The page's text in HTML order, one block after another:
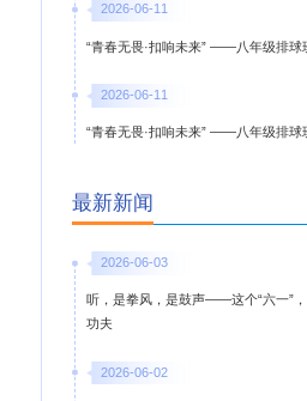
2026-06-11
“青春无畏·扣响未来” ——八年级排球
2026-06-11
“青春无畏·扣响未来” ——八年级排球
最新新闻
2026-06-03
听，是拳风，是鼓声——这个“六一”
功夫
2026-06-02